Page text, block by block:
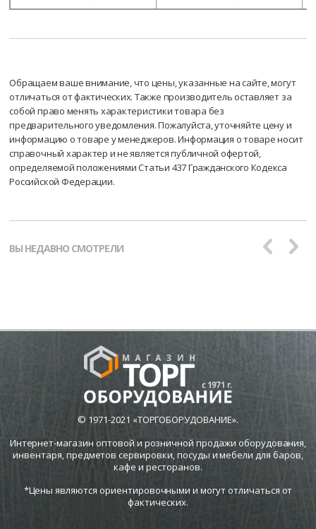
Обращаем ваше внимание, что цены, указанные на сайте, могут
отличаться от фактических. Также производитель оставляет за
собой право менять характеристики товара без
предварительного уведомления. Пожалуйста, уточняйте цену и
информацию о товаре у менеджеров. Информация о товаре носит
справочный характер и не является публичной офертой,
определяемой положениями Статьи 437 Гражданского Кодекса
Российской Федерации.
ВЫ НЕДАВНО СМОТРЕЛИ
© 1971-2021 «ТОРГОБОРУДОВАНИЕ».
Интернет-магазин оптовой и розничной продажи оборудования,
инвентаря, предметов сервировки, посуды и мебели для баров,
кафе и ресторанов.
*Цены являются ориентировочными и могут отличаться от
фактических.